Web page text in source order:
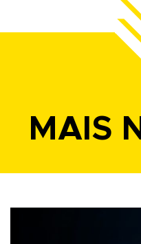
MAIS